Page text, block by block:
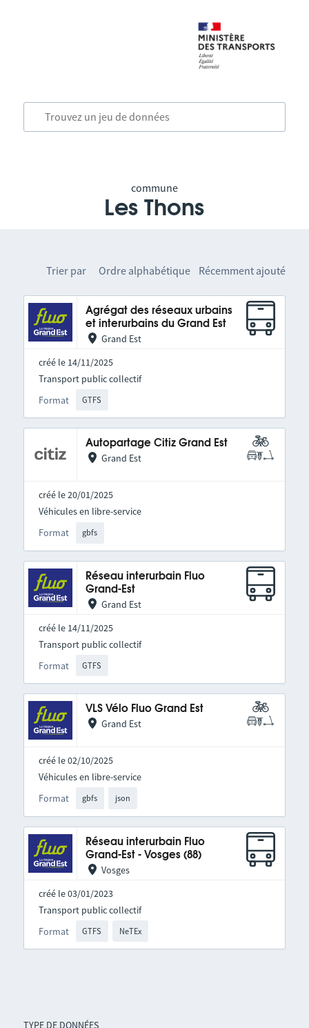
commune
Les Thons
TYPE DE DONNÉES
Trier par Ordre alphabétique Récemment ajouté
Agrégat des réseaux urbains
et interurbains du Grand Est
Grand Est
créé le 14/11/2025
Format GTFS
Transport public collectif
Autopartage Citiz Grand Est
Grand Est
créé le 20/01/2025
Format gbfs
Véhicules en libre-service
Réseau interurbain Fluo
Grand-Est
Grand Est
créé le 14/11/2025
Format GTFS
Transport public collectif
VLS Vélo Fluo Grand Est
Grand Est
créé le 02/10/2025
Format gbfs json
Véhicules en libre-service
Réseau interurbain Fluo
Grand-Est - Vosges (88)
Vosges
créé le 03/01/2023
Format GTFS NeTEx
Transport public collectif